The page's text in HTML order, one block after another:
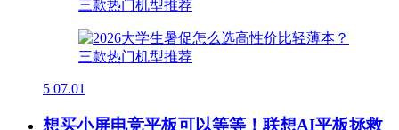
5 07.01
想买小屏电竞平板可以等等！联想AI平板拯救